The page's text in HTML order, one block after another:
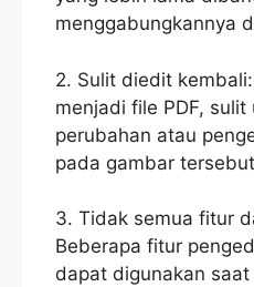
menggabungkannya
2. Sulit diedit
menjadi file PDF,
perubahan atau
pada gambar
3. Tidak semua fitur
Beberapa fitur
dapat digunakan